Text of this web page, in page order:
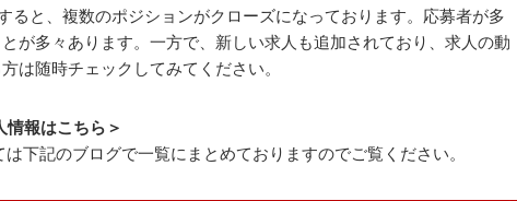
ると、複数のポジションがクローズになっております。応募者が多
が多々あります。一方で、新しい求人も追加されており、求人の動
は随時チェックしてみてください。
情報はこちら＞
下記のブログで一覧にまとめておりますのでご覧ください。